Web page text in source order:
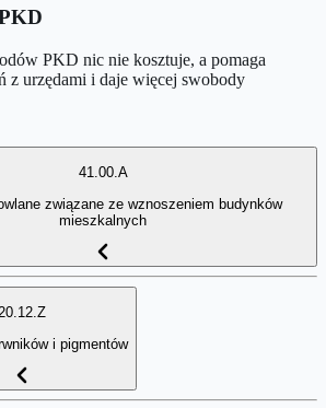
PKD nic nie kosztuje, a pomaga
z urzędami i daje więcej swobody
41.00.A
związane ze wznoszeniem budynków
mieszkalnych
i pigmentów